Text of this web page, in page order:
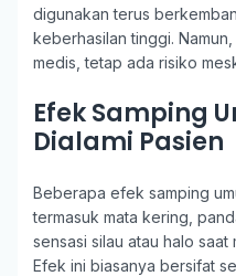
digunakan terus
keberhasilan tinggi.
medis, tetap ada risiko
Efek Samping
Dialami Pasien
Beberapa efek samping
termasuk mata kering,
sensasi silau atau halo saat
Efek ini biasanya bersifat